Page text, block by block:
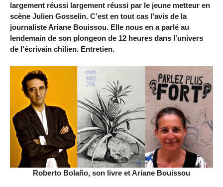
largement réussi largement réussi par le jeune metteur en
scène Julien Gosselin. C’est en tout cas l’avis de la
journaliste Ariane Bouissou. Elle nous en a parlé au
lendemain de son plongeon de 12 heures dans l’univers
de l’écrivain chilien. Entretien.
Roberto Bolaño, son livre et Ariane Bouissou